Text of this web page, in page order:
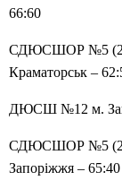
66:60
СДЮСШОР №5 (2
Краматорськ –
ДЮСШ №12 м.
СДЮСШОР №5 (2
Запоріжжя – 65:40